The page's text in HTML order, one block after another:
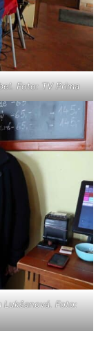
Foto: TV Prima
Lukšanová. Foto: